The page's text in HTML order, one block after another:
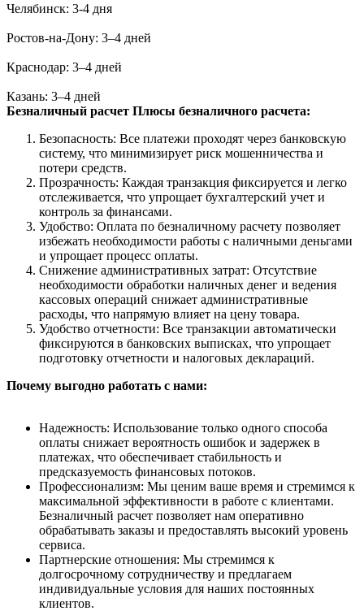
Челябинск: 3-4 дня
Ростов-на-Дону: 3–4 дней
Краснодар: 3–4 дней
Казань: 3–4 дней
Безналичный расчет Плюсы безналичного расчета:
Безопасность: Все платежи проходят через банковскую
систему, что минимизирует риск мошенничества и
потери средств.
Прозрачность: Каждая транзакция фиксируется и легко
отслеживается, что упрощает бухгалтерский учет и
контроль за финансами.
Удобство: Оплата по безналичному расчету позволяет
избежать необходимости работы с наличными деньгами
и упрощает процесс оплаты.
Снижение административных затрат: Отсутствие
необходимости обработки наличных денег и ведения
кассовых операций снижает административные
расходы, что напрямую влияет на цену товара.
Удобство отчетности: Все транзакции автоматически
фиксируются в банковских выписках, что упрощает
подготовку отчетности и налоговых деклараций.
Почему выгодно работать с нами:
Надежность: Использование только одного способа
оплаты снижает вероятность ошибок и задержек в
платежах, что обеспечивает стабильность и
предсказуемость финансовых потоков.
Профессионализм: Мы ценим ваше время и стремимся к
максимальной эффективности в работе с клиентами.
Безналичный расчет позволяет нам оперативно
обрабатывать заказы и предоставлять высокий уровень
сервиса.
Партнерские отношения: Мы стремимся к
долгосрочному сотрудничеству и предлагаем
индивидуальные условия для наших постоянных
клиентов.